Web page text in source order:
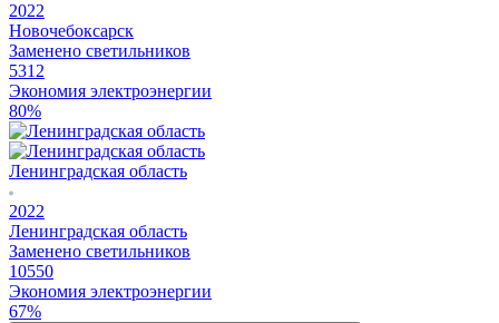
2022
Новочебоксарск
Заменено светильников
5312
Экономия электроэнергии
80%
Ленинградская область
2022
Ленинградская область
Заменено светильников
10550
Экономия электроэнергии
67%